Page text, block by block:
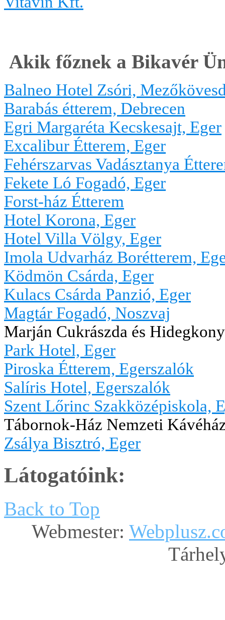
Akik főznek a Bikavér
Balneo Hotel Zsóri,
Barabás étterem, Debrecen
Egri Margaréta Kecskesajt, Eger
Excalibur Étterem, Eger
Fehérszarvas Vadásztanya
Fekete Ló Fogadó, Eger
Forst-ház Étterem
Hotel Korona, Eger
Hotel Villa Völgy, Eger
Imola Udvarház Borétterem,
Ködmön Csárda, Eger
Kulacs Csárda Panzió, Eger
Magtár Fogadó, Noszvaj
Marján Cukrászda és
Park Hotel, Eger
Piroska Étterem, Egerszalók
Salíris Hotel, Egerszalók
Szent Lőrinc Szakközépiskola,
Tábornok-Ház Nemzeti
Zsálya Bisztró, Eger
Látogatóink:
Back to Top
Webmester: